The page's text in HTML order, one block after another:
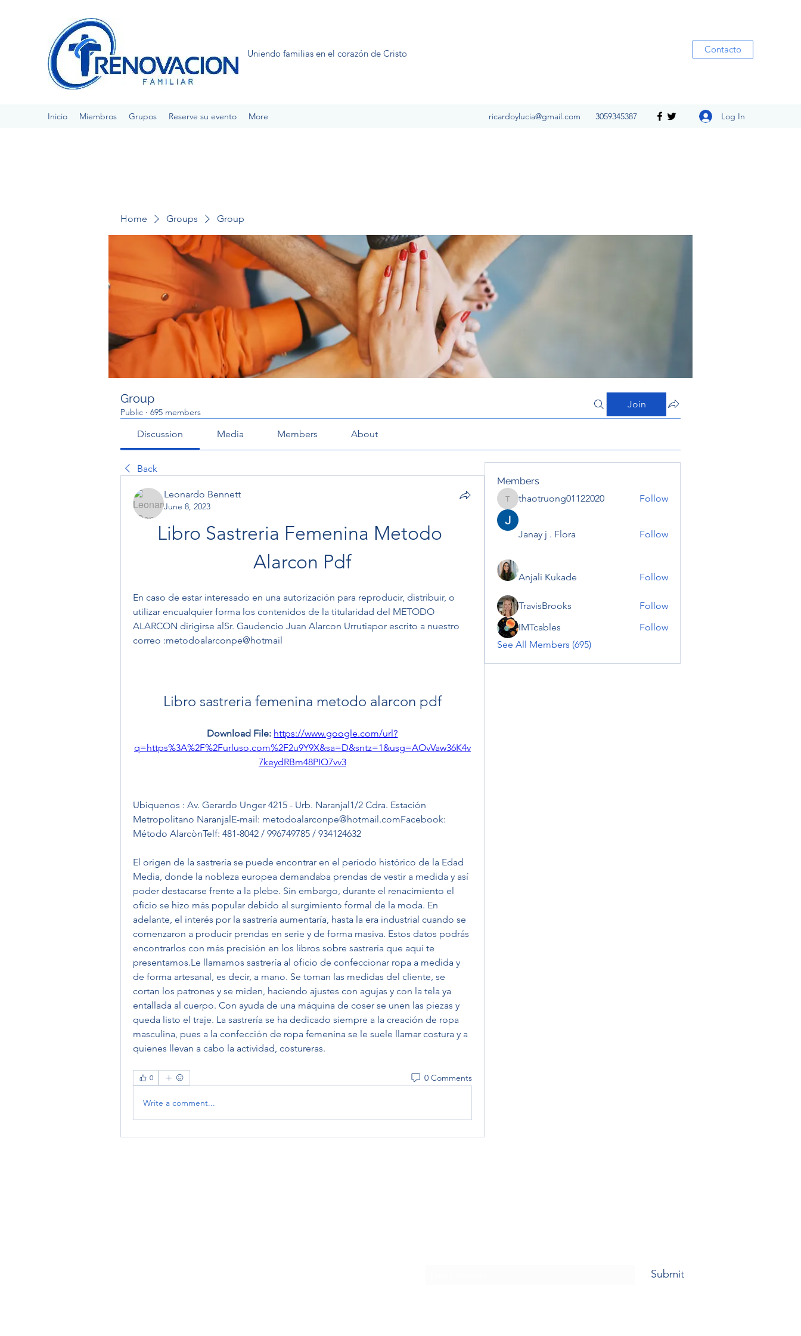
Uniendo familias en el corazón de Cristo Contacto
Inicio Miembros Grupos Reserve su evento More ricardoylucia@gmail.com 3059345387 Log In
Home Groups Group
Group
Public · 695 members
Join
Discussion Media Members About
Back
Leonardo Bennett
June 8, 2023
Libro Sastreria Femenina Metodo
Alarcon Pdf
En caso de estar interesado en una autorización para reproducir, distribuir, o
utilizar encualquier forma los contenidos de la titularidad del METODO
ALARCON dirigirse alSr. Gaudencio Juan Alarcon Urrutiapor escrito a nuestro
correo :metodoalarconpe@hotmail
Libro sastreria femenina metodo alarcon pdf
Download File: https://www.google.com/url?
q=https%3A%2F%2Furluso.com%2F2u9Y9X&sa=D&sntz=1&usg=AOvVaw36K4v
7keydRBm48PIQ7vv3
Ubiquenos : Av. Gerardo Unger 4215 - Urb. Naranjal1/2 Cdra. Estación
Metropolitano NaranjalE-mail: metodoalarconpe@hotmail.comFacebook:
Método AlarcònTelf: 481-8042 / 996749785 / 934124632
El origen de la sastrería se puede encontrar en el período histórico de la Edad
Media, donde la nobleza europea demandaba prendas de vestir a medida y así
poder destacarse frente a la plebe. Sin embargo, durante el renacimiento el
oficio se hizo más popular debido al surgimiento formal de la moda. En
adelante, el interés por la sastrería aumentaría, hasta la era industrial cuando se
comenzaron a producir prendas en serie y de forma masiva. Estos datos podrás
encontrarlos con más precisión en los libros sobre sastrería que aquí te
presentamos.Le llamamos sastrería al oficio de confeccionar ropa a medida y
de forma artesanal, es decir, a mano. Se toman las medidas del cliente, se
cortan los patrones y se miden, haciendo ajustes con agujas y con la tela ya
entallada al cuerpo. Con ayuda de una máquina de coser se unen las piezas y
queda listo el traje. La sastrería se ha dedicado siempre a la creación de ropa
masculina, pues a la confección de ropa femenina se le suele llamar costura y a
quienes llevan a cabo la actividad, costureras.
0 0 Comments
Write a comment...
Members
thaotruong01122020
thaotruong01122020 Follow
Janay j . Flora Follow
Anjali Kukade Follow
TravisBrooks
Follow
IMTcables
Follow
See All Members (695)
Submit